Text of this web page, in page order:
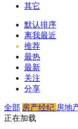
其它
默认排序
离我最近
推荐
最热
最新
关注
分享
全部 房产经纪 房地
正在加载